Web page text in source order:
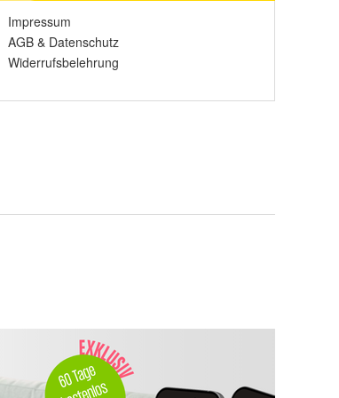
Impressum
AGB & Datenschutz
Widerrufsbelehrung